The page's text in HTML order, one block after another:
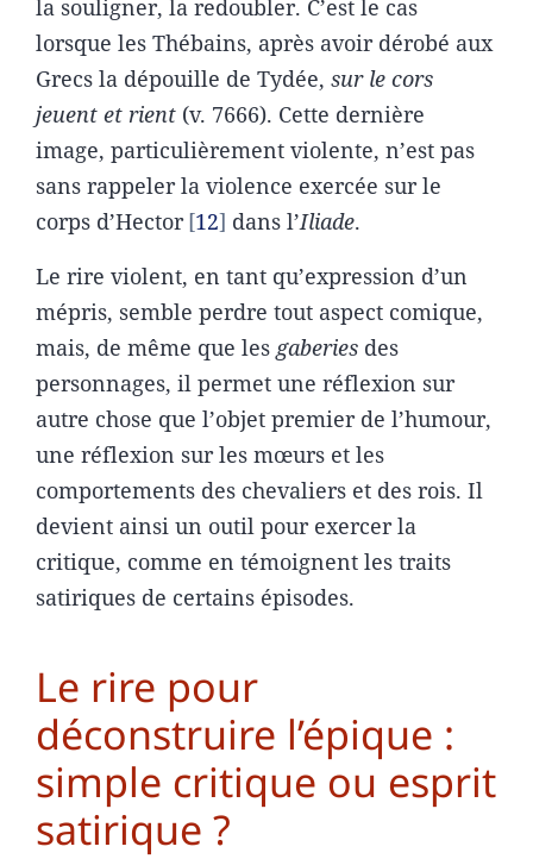
la souligner, la redoubler. C’est le cas
lorsque les Thébains, après avoir dérobé aux
Grecs la dépouille de Tydée, sur le cors
jeuent et rient (v. 7666). Cette dernière
image, particulièrement violente, n’est pas
sans rappeler la violence exercée sur le
corps d’Hector 12 dans l’Iliade.
Le rire violent, en tant qu’expression d’un
mépris, semble perdre tout aspect comique,
mais, de même que les gaberies des
personnages, il permet une réflexion sur
autre chose que l’objet premier de l’humour,
une réflexion sur les mœurs et les
comportements des chevaliers et des rois. Il
devient ainsi un outil pour exercer la
critique, comme en témoignent les traits
satiriques de certains épisodes.
Le rire pour
déconstruire l’épique :
simple critique ou esprit
satirique ?